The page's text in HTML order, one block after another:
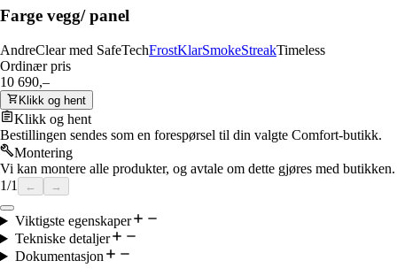
Farge vegg/ panel
AndreClear med SafeTechFrostKlarSmokeStreakTimeless
Ordinær pris
10 690,–
Klikk og hent
Klikk og hent
Bestillingen sendes som en forespørsel til din valgte Comfort-butikk.
Montering
Vi kan montere alle produkter, og avtale om dette gjøres med butikken.
1/1 ← →
Viktigste egenskaper
Tekniske detaljer
Dokumentasjon